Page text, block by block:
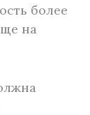
более
на